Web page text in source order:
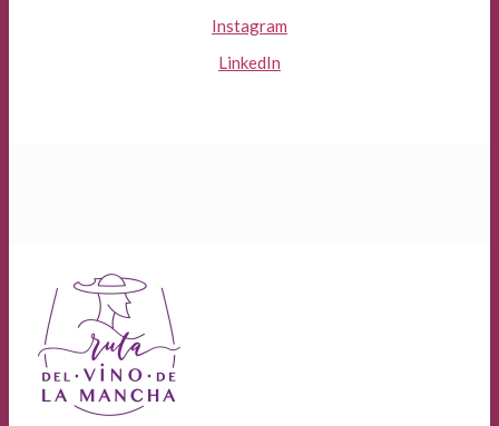
Instagram
LinkedIn